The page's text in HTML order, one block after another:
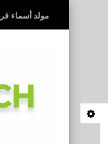
مولد أسماء